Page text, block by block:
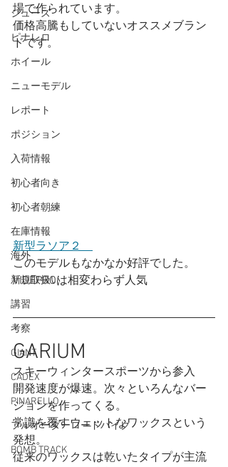
シューズ
ピナレロ
ホイール
ニューモデル
レポート
ポジション
入荷情報
初心者向き
初心者朝練
在庫情報
海外
新規取扱い
講習
考察
GIANT
CADEX
PINARELLO
フルオーダーロードバイク
BOMB TRACK
場で作られています。
価格高騰もしていないオススメブラン
ドです。
新型ラソア２
このモデルもなかなか好評でした。
VIDEPROは相変わらず人気
GARIUM
スキーウィンタースポーツから参入
開発速度が爆速。次々といろんなバー
ジョンを作ってくる。
常識を覆すウェットなワックスという
発想。
従来のワックスは乾いたタイプが主流